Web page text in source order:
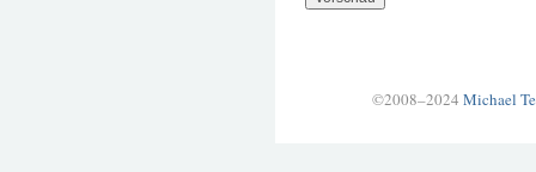
©2008–2024 Michael